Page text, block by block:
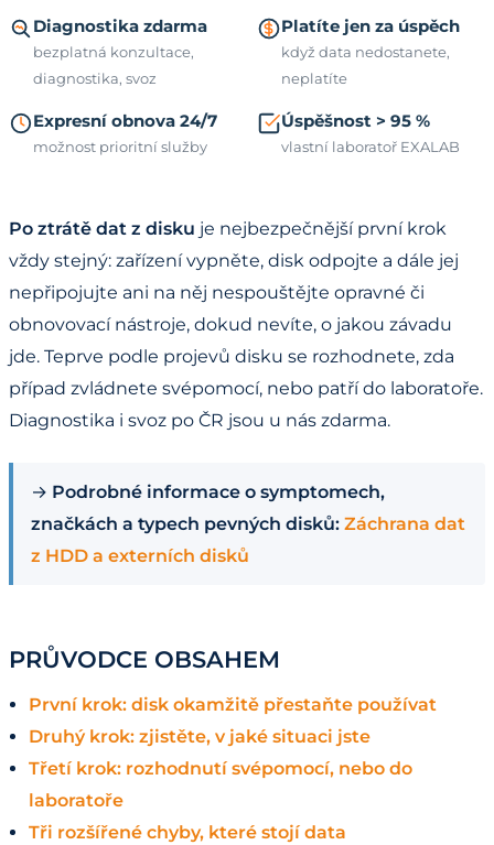
Diagnostika zdarma
bezplatná konzultace,
diagnostika, svoz
Platíte jen za úspěch
když data nedostanete,
neplatíte
Expresní obnova 24/7
možnost prioritní služby
Úspěšnost > 95 %
vlastní laboratoř EXALAB
Po ztrátě dat z disku je nejbezpečnější první krok
vždy stejný: zařízení vypněte, disk odpojte a dále jej
nepřipojujte ani na něj nespouštějte opravné či
obnovovací nástroje, dokud nevíte, o jakou závadu
jde. Teprve podle projevů disku se rozhodnete, zda
případ zvládnete svépomocí, nebo patří do laboratoře.
Diagnostika i svoz po ČR jsou u nás zdarma.
→ Podrobné informace o symptomech,
značkách a typech pevných disků: Záchrana dat
z HDD a externích disků
PRŮVODCE OBSAHEM
První krok: disk okamžitě přestaňte používat
Druhý krok: zjistěte, v jaké situaci jste
Třetí krok: rozhodnutí svépomocí, nebo do
laboratoře
Tři rozšířené chyby, které stojí data